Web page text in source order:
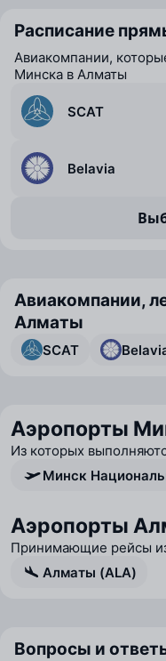
Расписание
Авиакомпании,
Минска в Алматы
SCAT
Belavia
Авиакомпании,
Алматы
SCAT
Аэропорты
Из которых
Минск
Аэропорты
Принимающие рейсы
Алматы (ALA)
Вопросы и